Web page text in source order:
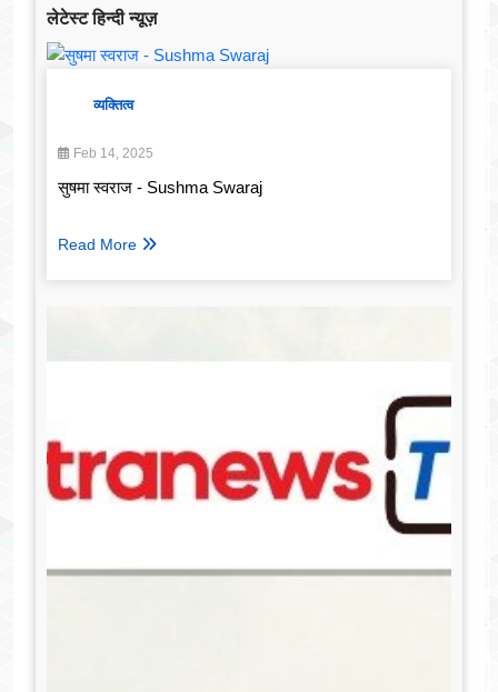
लेटेस्ट हिन्दी न्यूज़
व्यक्तित्व
Feb 14, 2025
सुषमा स्वराज - Sushma Swaraj
Read More